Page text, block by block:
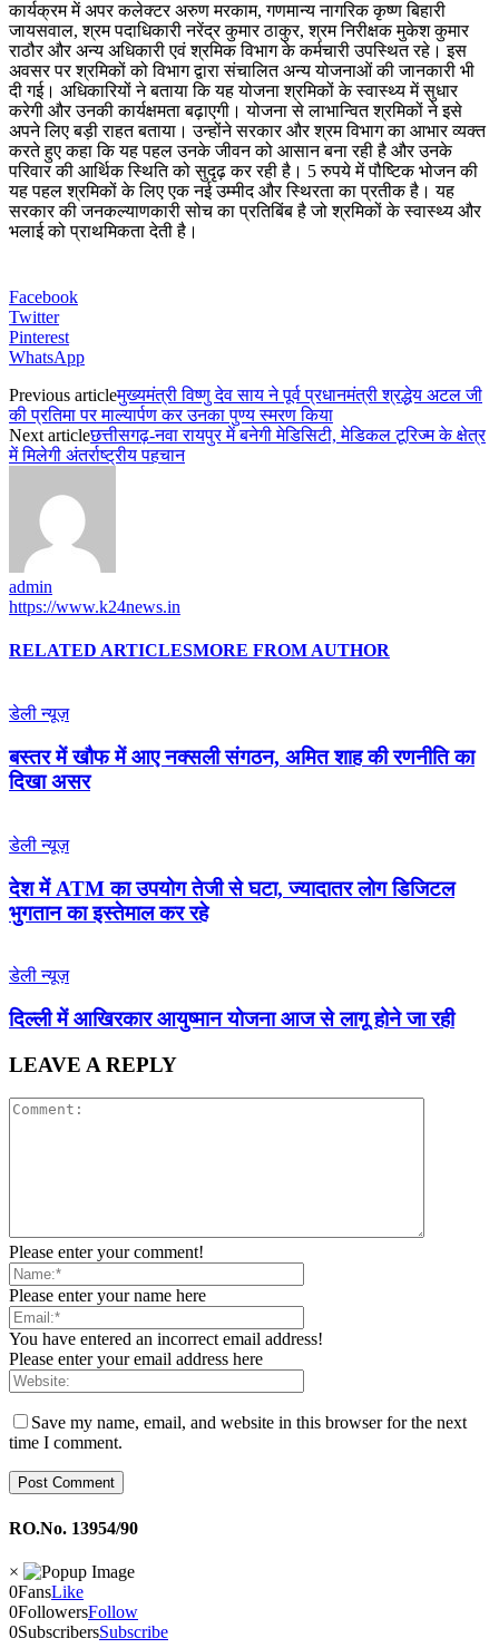
कार्यक्रम में अपर कलेक्टर अरुण मरकाम, गणमान्य नागरिक कृष्ण बिहारी
जायसवाल, श्रम पदाधिकारी नरेंद्र कुमार ठाकुर, श्रम निरीक्षक मुकेश कुमार
राठौर और अन्य अधिकारी एवं श्रमिक विभाग के कर्मचारी उपस्थित रहे। इस
अवसर पर श्रमिकों को विभाग द्वारा संचालित अन्य योजनाओं की जानकारी भी
दी गई। अधिकारियों ने बताया कि यह योजना श्रमिकों के स्वास्थ्य में सुधार
करेगी और उनकी कार्यक्षमता बढ़ाएगी। योजना से लाभान्वित श्रमिकों ने इसे
अपने लिए बड़ी राहत बताया। उन्होंने सरकार और श्रम विभाग का आभार व्यक्त
करते हुए कहा कि यह पहल उनके जीवन को आसान बना रही है और उनके
परिवार की आर्थिक स्थिति को सुदृढ़ कर रही है। 5 रुपये में पौष्टिक भोजन की
यह पहल श्रमिकों के लिए एक नई उम्मीद और स्थिरता का प्रतीक है। यह
सरकार की जनकल्याणकारी सोच का प्रतिबिंब है जो श्रमिकों के स्वास्थ्य और
भलाई को प्राथमिकता देती है।
Facebook
Twitter
Pinterest
WhatsApp
Previous articleमुख्यमंत्री विष्णु देव साय ने पूर्व प्रधानमंत्री श्रद्धेय अटल जी
की प्रतिमा पर माल्यार्पण कर उनका पुण्य स्मरण किया
Next articleछत्तीसगढ़-नवा रायपुर में बनेगी मेडिसिटी, मेडिकल टूरिज्म के क्षेत्र
में मिलेगी अंतर्राष्ट्रीय पहचान
admin
https://www.k24news.in
RELATED ARTICLESMORE FROM AUTHOR
डेली न्यूज़
बस्तर में खौफ में आए नक्सली संगठन, अमित शाह की रणनीति का
दिखा असर
डेली न्यूज़
देश में ATM का उपयोग तेजी से घटा, ज्यादातर लोग डिजिटल
भुगतान का इस्तेमाल कर रहे
डेली न्यूज़
द‍िल्‍ली में आख‍िरकार आयुष्‍मान योजना आज से लागू होने जा रही
LEAVE A REPLY
Please enter your comment!
Please enter your name here
You have entered an incorrect email address!
Please enter your email address here
Save my name, email, and website in this browser for the next
time I comment.
RO.No. 13954/90
×
0FansLike
0FollowersFollow
0SubscribersSubscribe